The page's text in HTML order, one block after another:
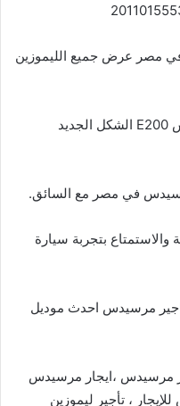
في مصر عرض جميع الليموزين
عروض وخصومات علي ايجار مرسيدس E200 الشكل الجديد
في مصر مع السائق.
والاستمتاع بتجربة سيارة
مرسيدس احدث موديل
مرسيدس ،ايجار مرسيدس
، تأجير ليموزين